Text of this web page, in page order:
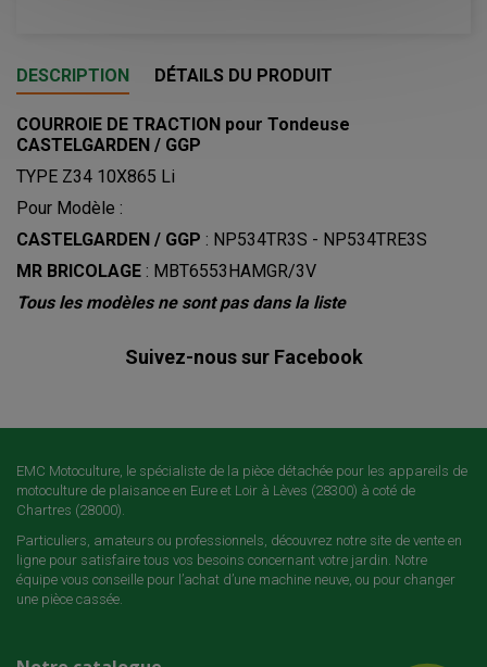
DESCRIPTION DÉTAILS DU PRODUIT
COURROIE DE TRACTION pour Tondeuse
CASTELGARDEN / GGP
TYPE Z34 10X865 Li
Pour Modèle :
CASTELGARDEN / GGP : NP534TR3S - NP534TRE3S
MR BRICOLAGE : MBT6553HAMGR/3V
Tous les modèles ne sont pas dans la liste
Suivez-nous sur Facebook
EMC Motoculture, le spécialiste de la pièce détachée pour les appareils de
motoculture de plaisance en Eure et Loir à Lèves (28300) à coté de
Chartres (28000).
Particuliers, amateurs ou professionnels, découvrez notre site de vente en
ligne pour satisfaire tous vos besoins concernant votre jardin. Notre
équipe vous conseille pour l’achat d’une machine neuve, ou pour changer
une pièce cassée.